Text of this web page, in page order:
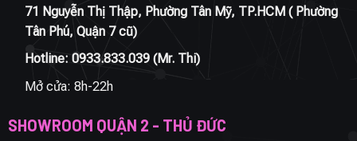
71 Nguyễn Thị Thập, Phường Tân Mỹ, TP.HCM ( Phường
Tân Phú, Quận 7 cũ)
Hotline: 0933.833.039(Mr. Thi)
Mở cửa: 8h-22h
SHOWROOM QUẬN 2 - THỦ ĐỨC